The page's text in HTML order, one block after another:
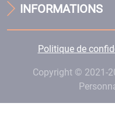
INFORMATIONS
Politique de
Copyright © 2021-